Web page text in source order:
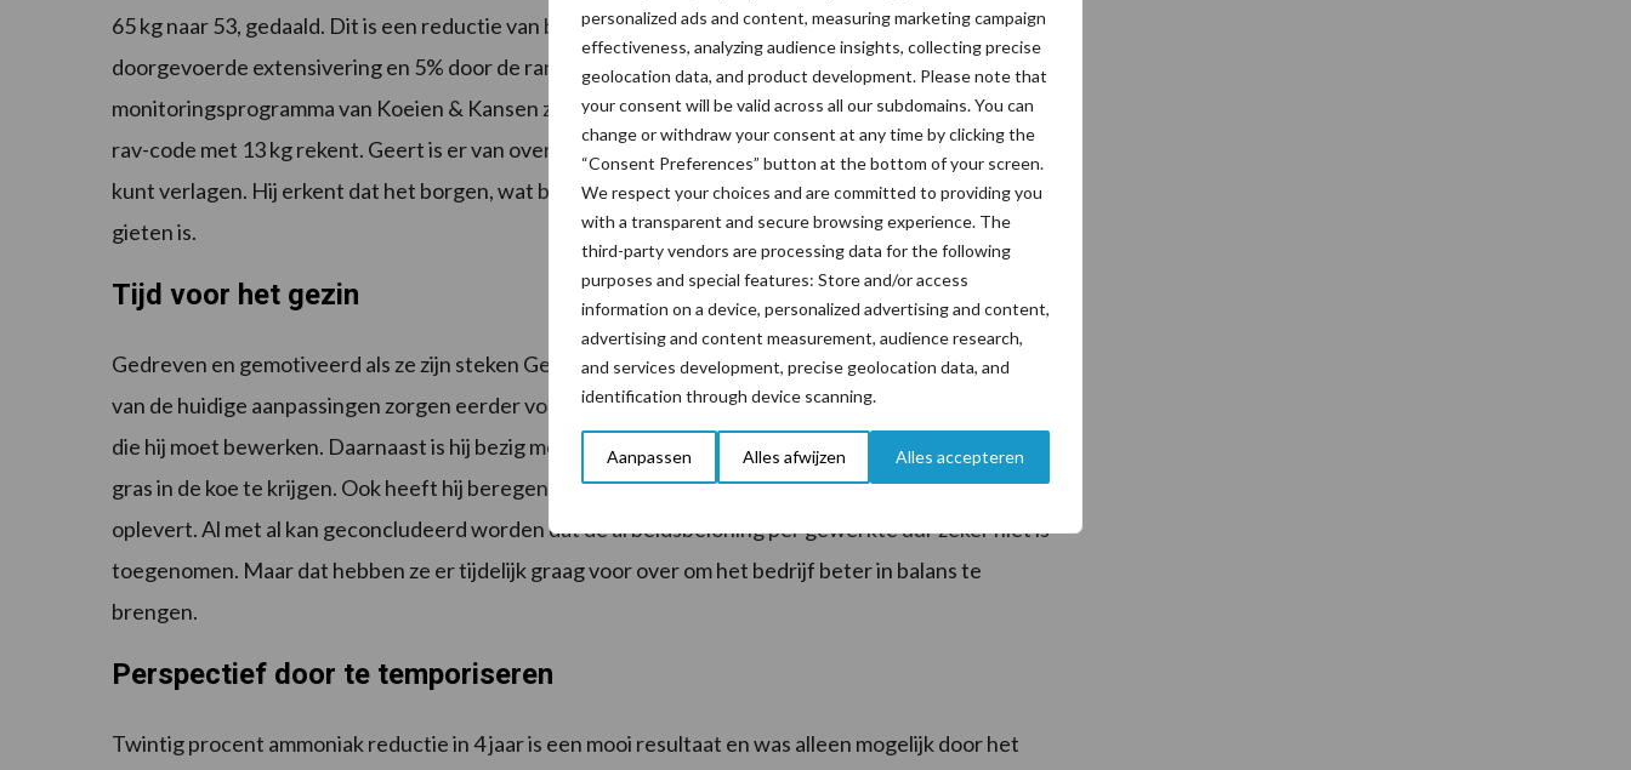
personalized ads and content, measuring marketing campaign
effectiveness, analyzing audience insights, collecting precise
geolocation data, and product development. Please note that
your consent will be valid across all our subdomains. You can
change or withdraw your consent at any time by clicking the
“Consent Preferences” button at the bottom of your screen.
We respect your choices and are committed to providing you
with a transparent and secure browsing experience. The
third-party vendors are processing data for the following
purposes and special features: Store and/or access
information on a device, personalized advertising and content,
advertising and content measurement, audience research,
and services development, precise geolocation data, and
identification through device scanning.
Aanpassen Alles afwijzen Alles accepteren
65 kg naar 53, gedaald. Dit is een reductie van bijna 20%. Ruwweg 15% veroorzaakt door de
doorgevoerde extensivering en 5% door de rantsoenaanpassingen. De stalemissie komt in het
monitoringsprogramma van Koeien & Kansen zelfs uit om 10 kg NH3 per dierplaats, daar waar de
rav-code met 13 kg rekent. Geert is er van overtuigd dat je met management je ammoniakuitstoot
kunt verlagen. Hij erkent dat het borgen, wat belangrijk is voor de overheid, lastig in een vorm te
gieten is.
Tijd voor het gezin
Gedreven en gemotiveerd als ze zijn steken Geert en Dineke veel tijd in het bedrijf. De uitvoering
van de huidige aanpassingen zorgen eerder voor meer werk. Zo beschikt Stevens over meer grond
die hij moet bewerken. Daarnaast is hij bezig met het optimaliseren van de beweiding om zo meer
gras in de koe te krijgen. Ook heeft hij beregeningsinstallatie aangeschaft dat ook extra werk
oplevert. Al met al kan geconcludeerd worden dat de arbeidsbeloning per gewerkte uur zeker niet is
toegenomen. Maar dat hebben ze er tijdelijk graag voor over om het bedrijf beter in balans te
brengen.
Perspectief door te temporiseren
Twintig procent ammoniak reductie in 4 jaar is een mooi resultaat en was alleen mogelijk door het